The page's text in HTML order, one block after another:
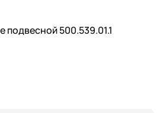
500.539.01.1